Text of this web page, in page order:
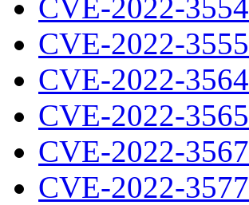
CVE-2022-3554
CVE-2022-3555
CVE-2022-3564
CVE-2022-3565
CVE-2022-3567
CVE-2022-3577